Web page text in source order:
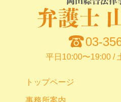
03-
平日10:00〜19:00 /
トップページ